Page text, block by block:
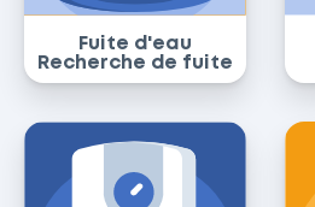
Fuite d'eau
Recherche de fuite